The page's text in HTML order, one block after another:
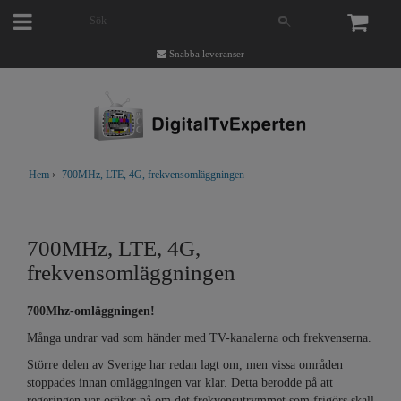
Snabba leveranser
Hem › 700MHz, LTE, 4G, frekvensomläggningen
700MHz, LTE, 4G,
frekvensomläggningen
700Mhz-omläggningen!
Många undrar vad som händer med TV-kanalerna och frekvenserna.
Större delen av Sverige har redan lagt om, men vissa områden
stoppades innan omläggningen var klar. Detta berodde på att